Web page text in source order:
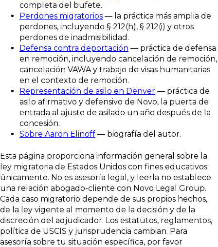
completa del bufete.
Perdones migratorios — la práctica más amplia de
perdones, incluyendo § 212(h), § 212(i) y otros
perdones de inadmisibilidad.
Defensa contra deportación — práctica de defensa
en remoción, incluyendo cancelación de remoción,
cancelación VAWA y trabajo de visas humanitarias
en el contexto de remoción.
Representación de asilo en Denver — práctica de
asilo afirmativo y defensivo de Novo, la puerta de
entrada al ajuste de asilado un año después de la
concesión.
Sobre Aaron Elinoff — biografía del autor.
Esta página proporciona información general sobre la
ley migratoria de Estados Unidos con fines educativos
únicamente. No es asesoría legal, y leerla no establece
una relación abogado-cliente con Novo Legal Group.
Cada caso migratorio depende de sus propios hechos,
de la ley vigente al momento de la decisión y de la
discreción del adjudicador. Los estatutos, reglamentos,
política de USCIS y jurisprudencia cambian. Para
asesoría sobre tu situación específica, por favor